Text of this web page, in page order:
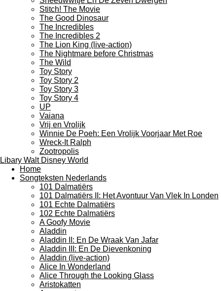
Stitch! The Movie
The Good Dinosaur
The Incredibles
The Incredibles 2
The Lion King (live-action)
The Nightmare before Christmas
The Wild
Toy Story
Toy Story 2
Toy Story 3
Toy Story 4
UP
Vaiana
Vrij en Vrolijk
Winnie De Poeh: Een Vrolijk Voorjaar Met Roe
Wreck-It Ralph
Zootropolis
Libary Walt Disney World
Home
Songteksten Nederlands
101 Dalmatiërs
101 Dalmatiërs II: Het Avontuur Van Vlek In Londen
101 Echte Dalmatiërs
102 Echte Dalmatiërs
A Goofy Movie
Aladdin
Aladdin II: En De Wraak Van Jafar
Aladdin III: En De Dievenkoning
Aladdin (live-action)
Alice In Wonderland
Alice Through the Looking Glass
Aristokatten